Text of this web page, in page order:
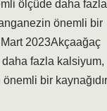
ölçüde daha fazla
önemli bir
2023Akçaağaç
fazla kalsiyum,
bir